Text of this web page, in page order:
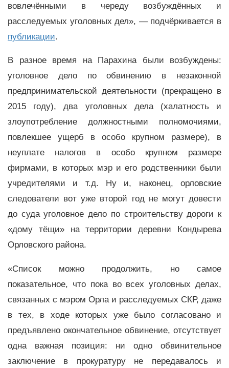
вовлечёнными в череду возбуждённых и
расследуемых уголовных дел», — подчёркивается в
публикации.
В разное время на Парахина были возбуждены:
уголовное дело по обвинению в незаконной
предпринимательской деятельности (прекращено в
2015 году), два уголовных дела (халатность и
злоупотребление должностными полномочиями,
повлекшее ущерб в особо крупном размере), в
неуплате налогов в особо крупном размере
фирмами, в которых мэр и его родственники были
учредителями и т.д. Ну и, наконец, орловские
следователи вот уже второй год не могут довести
до суда уголовное дело по строительству дороги к
«дому тёщи» на территории деревни Кондырева
Орловского района.
«Список можно продолжить, но самое
показательное, что пока во всех уголовных делах,
связанных с мэром Орла и расследуемых СКР, даже
в тех, в ходе которых уже было согласовано и
предъявлено окончательное обвинение, отсутствует
одна важная позиция: ни одно обвинительное
заключение в прокуратуру не передавалось и